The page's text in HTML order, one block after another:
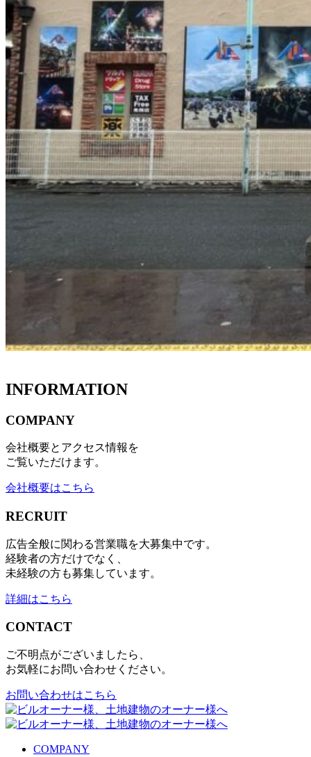
INFORMATION
COMPANY
会社概要とアクセス情報を
ご覧いただけます。
会社概要はこちら
RECRUIT
広告全般に関わる営業職を大募集中です。
経験者の方だけでなく、
未経験の方も募集しています。
詳細はこちら
CONTACT
ご不明点がございましたら、
お気軽にお問い合わせください。
お問い合わせはこちら
COMPANY